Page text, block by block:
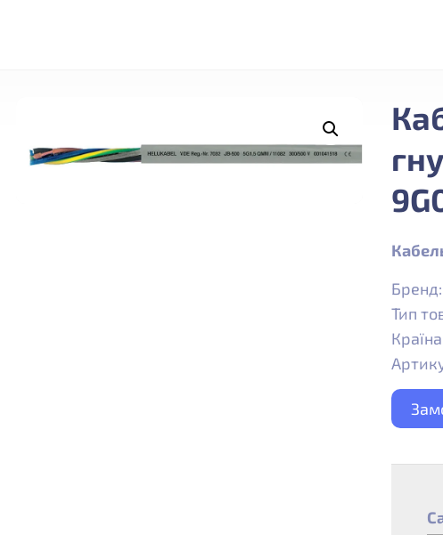
Бренд:
Тип